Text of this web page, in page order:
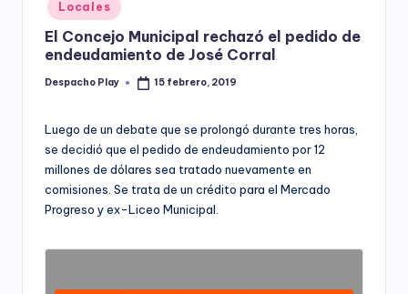
y
in
Locales
El Concejo Municipal rechazó el pedido de
endeudamiento de José Corral
Posted
Despacho Play 15 febrero, 2019
Luego de un debate que se prolongó durante tres horas,
se decidió que el pedido de endeudamiento por 12
millones de dólares sea tratado nuevamente en
comisiones. Se trata de un crédito para el Mercado
Progreso y ex-Liceo Municipal.